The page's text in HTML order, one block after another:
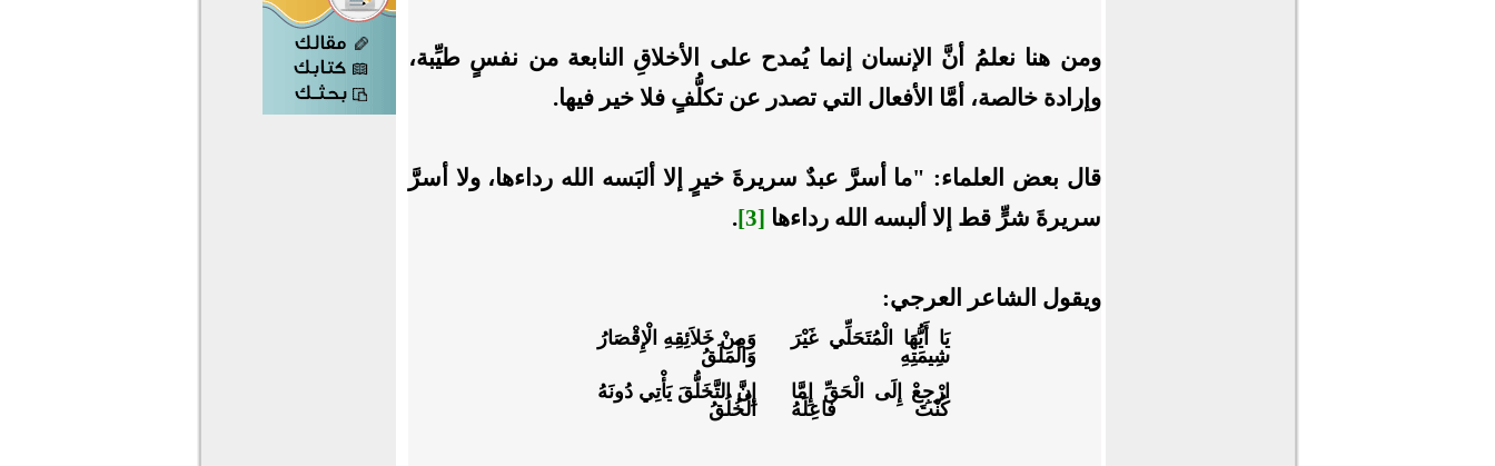
ومن هنا نعلمُ أنَّ الإنسان إنما يُمدح على الأخلاقِ النابعة من نفسٍ طيِّبة،
وإرادة خالصة، أمَّا الأفعال التي تصدر عن تكلُّفٍ فلا خير فيها.
قال بعض العلماء: "ما أسرَّ عبدٌ سريرةَ خيرٍ إلا ألبَسه الله رداءها، ولا أسرَّ
سريرةَ شرٍّ قط إلا ألبسه الله رداءها [3]
.
ويقول الشاعر العرجي:
يَا أَيُّهَا الْمُتَحَلِّي غَيْرَ
شِيمَتِهِ
وَمِنْ خَلاَئِقِهِ الْإِقْصَارُ
وَالْمَلَقُ
ارْجِعْ إِلَى الْحَقِّ إِمَّا
كُنْتَ فَاعِلَهُ
إِنَّ التَّخَلُّقَ يَأْتِي دُونَهُ
الْخُلُقُ